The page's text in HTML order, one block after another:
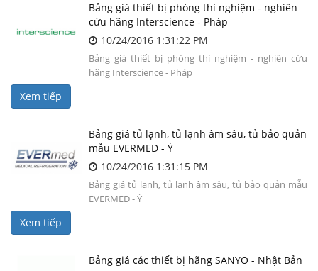
Bảng giá thiết bị phòng thí nghiệm - nghiên
cứu hãng Interscience - Pháp
10/24/2016 1:31:22 PM
Bảng giá thiết bị phòng thí nghiệm - nghiên cứu
hãng Interscience - Pháp
Xem tiếp
Bảng giá tủ lạnh, tủ lạnh âm sâu, tủ bảo quản
mẫu EVERMED - Ý
10/24/2016 1:31:15 PM
Bảng giá tủ lạnh, tủ lạnh âm sâu, tủ bảo quản mẫu
EVERMED - Ý
Xem tiếp
Bảng giá các thiết bị hãng SANYO - Nhật Bản